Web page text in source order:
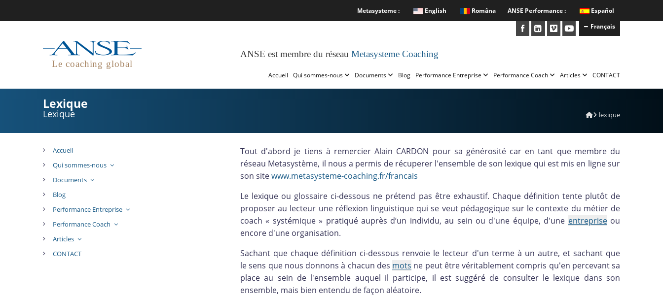
ANSE Performance : Español
Metasysteme : English
Româna
Français
Le coaching global
ANSE est membre du réseau Metasysteme Coaching
Accueil Qui sommes-nous Documents Blog Performance Entreprise Performance Coach Articles CONTACT
Lexique
Lexique lexique
Accueil
Qui sommes-nous
Documents
Blog
Performance Entreprise
Performance Coach
Articles
CONTACT
Tout d'abord je tiens à remercier Alain CARDON pour sa générosité car en tant que membre du
réseau Metasystème, il nous a permis de récuperer l'ensemble de son lexique qui est mis en ligne sur
son sitewww.metasysteme-coaching.fr/francais
Le lexique ou glossaire ci-dessous ne prétend pas être exhaustif. Chaque définition tente plutôt de
proposer au lecteur une réflexion linguistique qui se veut pédagogique sur le contexte du métier de
coach « systémique » pratiqué auprès d’un individu, au sein ou d'une équipe, d'une entrepriseou
encore d'une organisation.
Sachant que chaque définition ci-dessous renvoie le lecteur d'un terme à un autre, et sachant que
le sens que nous donnons à chacun des mots ne peut être véritablement compris qu'en percevant sa
place au sein de l'ensemble auquel il participe, il est suggéré de consulter le lexique dans son
ensemble, mais bien entendu de façon aléatoire.